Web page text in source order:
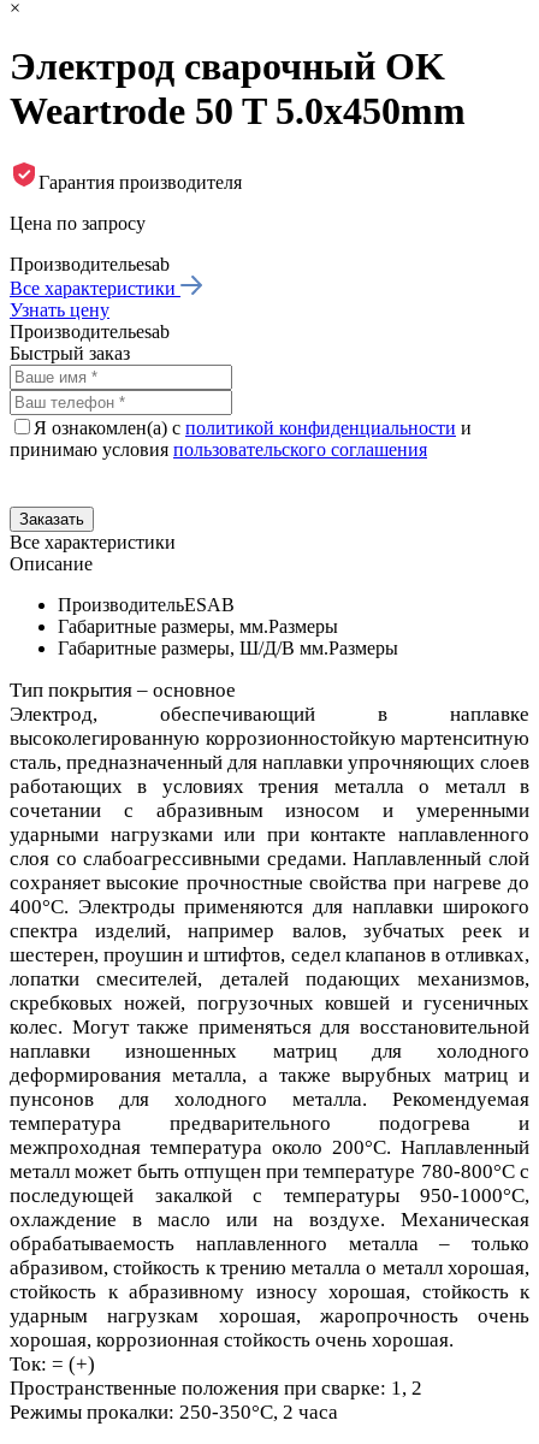
×
Электрод сварочный OK
Weartrode 50 T 5.0x450mm
Гарантия производителя
Цена по запросу
Производительesab
Все характеристики
Узнать цену
Производительesab
Быстрый заказ
Я ознакомлен(а) с политикой конфиденциальности и
принимаю условия пользовательского соглашения
Все характеристики
Описание
ПроизводительESAB
Габаритные размеры, мм.Размеры
Габаритные размеры, Ш/Д/В мм.Размеры
Тип покрытия – основное
Электрод, обеспечивающий в наплавке
высоколегированную коррозионностойкую мартенситную
сталь, предназначенный для наплавки упрочняющих слоев
работающих в условиях трения металла о металл в
сочетании с абразивным износом и умеренными
ударными нагрузками или при контакте наплавленного
слоя со слабоагрессивными средами. Наплавленный слой
сохраняет высокие прочностные свойства при нагреве до
400°С. Электроды применяются для наплавки широкого
спектра изделий, например валов, зубчатых реек и
шестерен, проушин и штифтов, седел клапанов в отливках,
лопатки смесителей, деталей подающих механизмов,
скребковых ножей, погрузочных ковшей и гусеничных
колес. Могут также применяться для восстановительной
наплавки изношенных матриц для холодного
деформирования металла, а также вырубных матриц и
пунсонов для холодного металла. Рекомендуемая
температура предварительного подогрева и
межпроходная температура около 200°C. Наплавленный
металл может быть отпущен при температуре 780-800°С с
последующей закалкой с температуры 950-1000°С,
охлаждение в масло или на воздухе. Механическая
обрабатываемость наплавленного металла – только
абразивом, стойкость к трению металла о металл хорошая,
стойкость к абразивному износу хорошая, стойкость к
ударным нагрузкам хорошая, жаропрочность очень
хорошая, коррозионная стойкость очень хорошая.
Ток: = (+)
Пространственные положения при сварке: 1, 2
Режимы прокалки: 250-350°С, 2 часа